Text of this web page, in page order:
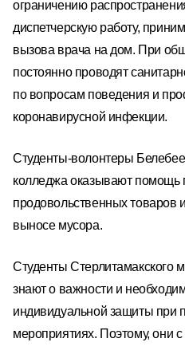
ограничению
диспетчерскую работу,
вызова врача на дом. При
постоянно проводят
по вопросам поведения и
коронавирусной инфекции.
Студенты-волонтеры
колледжа оказывают
продовольственных товаров
выносе мусора.
Студенты Стерлитамакского
знают о важности и
индивидуальной защиты при
мероприятиях. Поэтому, они с